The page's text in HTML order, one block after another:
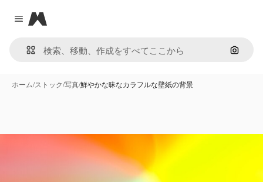
Close menu
Magnific
画像で
ホーム/ストック/写真/鮮やかな昧なカラフルな壁紙の背景